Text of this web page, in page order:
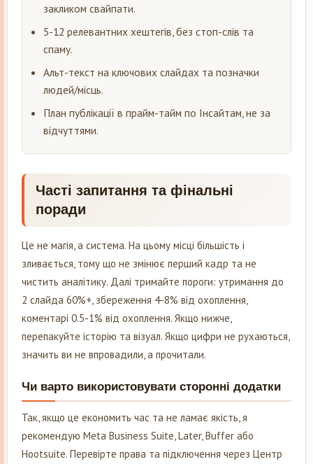
закликом свайпати.
5-12 релевантних хештегів, без стоп-слів та
спаму.
Альт-текст на ключових слайдах та позначки
людей/місць.
План публікації в прайм-тайм по Інсайтам, не за
відчуттями.
Часті запитання та фінальні
поради
Це не магія, а система. На цьому місці більшість і
зливається, тому що не змінює перший кадр та не
чистить аналітику. Далі тримайте пороги: утримання до
2 слайда 60%+, збереження 4-8% від охоплення,
коментарі 0.5-1% від охоплення. Якщо нижче,
перепакуйте історію та візуал. Якщо цифри не рухаються,
значить ви не впровадили, а прочитали.
Чи варто використовувати сторонні додатки
Так, якщо це економить час та не ламає якість, я
рекомендую Meta Business Suite, Later, Buffer або
Hootsuite. Перевірте права та підключення через Центр